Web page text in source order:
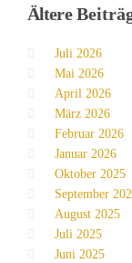
Ältere
Juli 2026
Mai 2026
April 2026
März 2026
Februar 2026
Januar 2026
Oktober 2025
September
August 2025
Juli 2025
Juni 2025